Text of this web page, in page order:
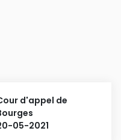
d'appel de
05-2021